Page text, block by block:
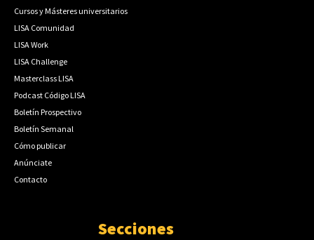
Cursos y Másteres universitarios
LISA Comunidad
LISA Work
LISA Challenge
Masterclass LISA
Podcast Código LISA
Boletín Prospectivo
Boletín Semanal
Cómo publicar
Anúnciate
Contacto
Secciones